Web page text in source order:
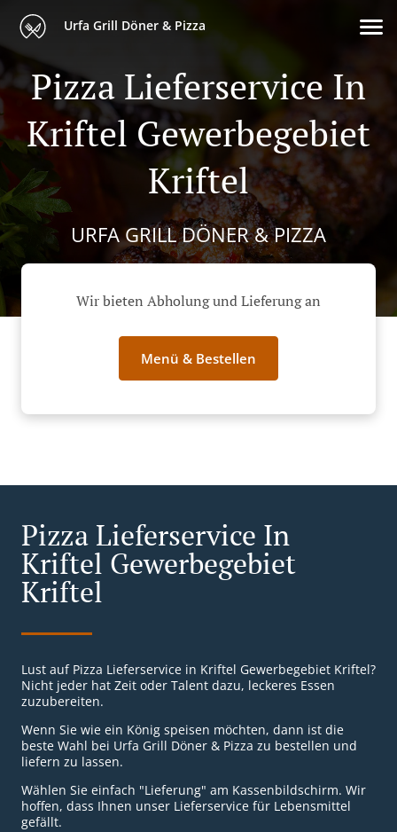
Urfa Grill Döner & Pizza
Pizza Lieferservice In
Kriftel Gewerbegebiet
Kriftel
URFA GRILL DÖNER & PIZZA
Wir bieten Abholung und Lieferung an
Menü & Bestellen
Pizza Lieferservice In
Kriftel Gewerbegebiet
Kriftel
Lust auf Pizza Lieferservice in Kriftel Gewerbegebiet Kriftel?
Nicht jeder hat Zeit oder Talent dazu, leckeres Essen
zuzubereiten.
Wenn Sie wie ein König speisen möchten, dann ist die
beste Wahl bei Urfa Grill Döner & Pizza zu bestellen und
liefern zu lassen.
Wählen Sie einfach "Lieferung" am Kassenbildschirm. Wir
hoffen, dass Ihnen unser Lieferservice für Lebensmittel
gefällt.